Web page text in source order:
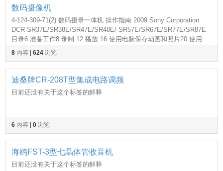
数码摄像机
4-124-309-71(2) 数码摄录一体机 操作指南 2009 Sony Corporation
DCR-SR37E/SR38E/SR47E/SR48E/ SR57E/SR67E/SR77E/SR87E
目录6 准备工作8 录制 12 播放 16 使用电脑保存动画和照片20 使用
DVD 刻录机
8 内容 624 浏览
迪桑牌CR-208T型集成电路调频
目前还没有关于这个标签的解释
6 内容 0 浏览
海鸥FST-3型七晶体管收音机
目前还没有关于这个标签的解释